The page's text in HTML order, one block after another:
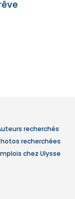
recherchés
recherchées
chez Ulysse